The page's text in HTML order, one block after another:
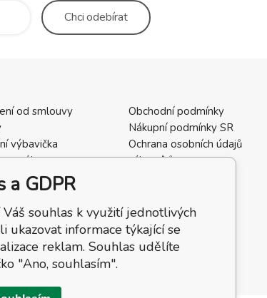
Chciodebírat
od smlouvy
výbavička
/ Reklamace
Obchodní podmínky
Nákupní podmínky SR
Ochrana osobních údajů
zákazníků
a GDPR
souhlas k využití jednotlivých
ukazovat informace týkající se
reklam. Souhlas udělíte
"Ano, souhlasím".